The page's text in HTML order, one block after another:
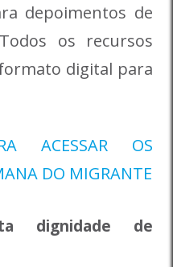
depoimentos de
os recursos
digital para
ACESSAR OS
DO MIGRANTE
dignidade de